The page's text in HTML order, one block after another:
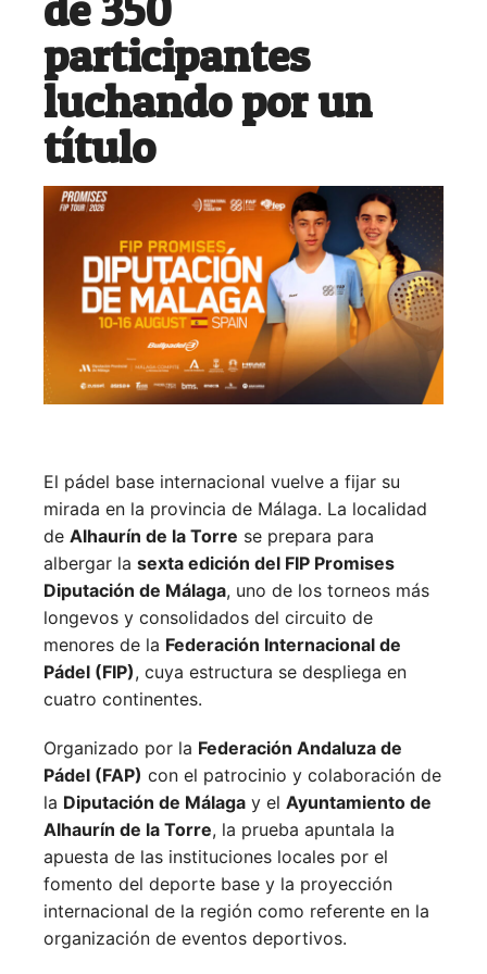
participantes
luchando por un
título
El pádel base internacional vuelve a fijar su
mirada en la provincia de Málaga. La localidad
de Alhaurín de la Torre se prepara para
albergar la sexta edición del FIP Promises
Diputación de Málaga, uno de los torneos más
longevos y consolidados del circuito de
menores de la Federación Internacional de
Pádel (FIP), cuya estructura se despliega en
cuatro continentes.
Organizado por la Federación Andaluza de
Pádel (FAP) con el patrocinio y colaboración de
la Diputación de Málaga y el Ayuntamiento de
Alhaurín de la Torre, la prueba apuntala la
apuesta de las instituciones locales por el
fomento del deporte base y la proyección
internacional de la región como referente en la
organización de eventos deportivos.